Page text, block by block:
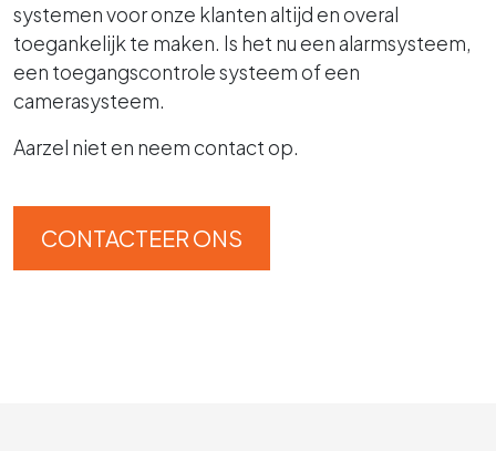
systemen voor onze klanten altijd en overal
toegankelijk te maken. Is het nu een alarmsysteem,
een toegangscontrole systeem of een
camerasysteem.
Aarzel niet en neem contact op.
CONTACTEER ONS